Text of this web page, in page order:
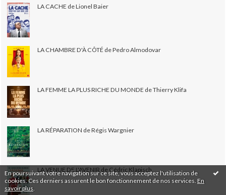
En poursuivant votre navigation sur ce site, vous acceptez l'utilisation de
cookies. Ces derniers assurent le bon fonctionnement de nos services. En
savoir plus
LA CACHE de Lionel Baier
LA CHAMBRE D'À CÔTÉ de Pedro Almodovar
LA FEMME LA PLUS RICHE DU MONDE de Thierry Klifa
LA RÉPARATION de Régis Wargnier
LA VENUE DE L'AVENIR de Cédric Klapisch